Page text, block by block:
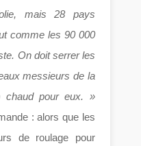
mais 28 pays
comme les 90 000
On doit serrer les
messieurs de la
pour eux. »
: alors que les
de roulage pour